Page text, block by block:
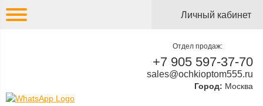
Личный кабинет
Отдел продаж:
+7 905 597-37-70
sales@ochkioptom555.ru
Город: Москва